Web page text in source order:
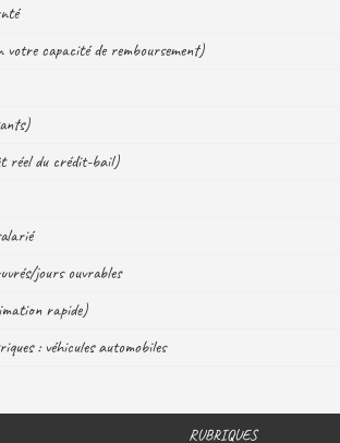
votre capacité de remboursement)
réel du crédit-bail)
jours ouvrables
rapide)
: véhicules automobiles
RUBRIQUES